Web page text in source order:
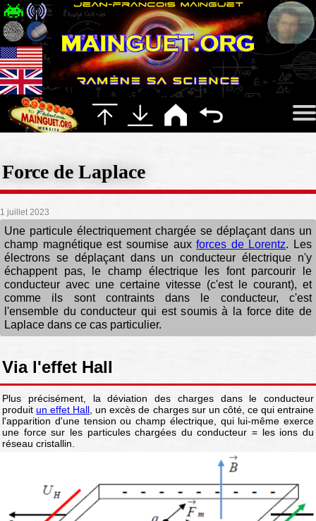
Force de Laplace
1 juillet 2023
Une particule électriquement chargée se déplaçant dans un
champ magnétique est soumise auxforces de Lorentz. Les
électrons se déplaçant dans un conducteur électrique n'y
échappent pas, le champ électrique les font parcourir le
conducteur avec une certaine vitesse (c'est le courant), et
comme ils sont contraints dans le conducteur, c'est
l'ensemble du conducteur qui est soumis à la force dite de
Laplace dans ce cas particulier.
Via l'effet Hall
Plus précisément, la déviation des charges dans le conducteur
produitun effet Hall , un excès de charges sur un côté, ce qui entraine
l'apparition d'une tension ou champ électrique, qui lui-même exerce
une force sur les particules chargées du conducteur = les ions du
réseau cristallin.